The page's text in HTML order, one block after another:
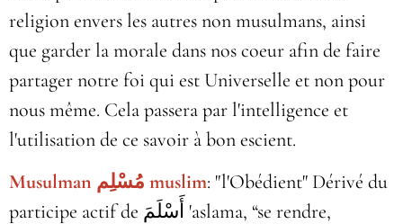
religion envers les autres non musulmans, ainsi
que garder la morale dans nos coeur afin de faire
partager notre foi qui est Universelle et non pour
nous même. Cela passera par l'intelligence et
l'utilisation de ce savoir à bon escient.
Musulman مُسْلِم muslim: "l'Obédient" Dérivé du
participe actif de أَسْلَمَ‎ 'aslama, “se rendre,